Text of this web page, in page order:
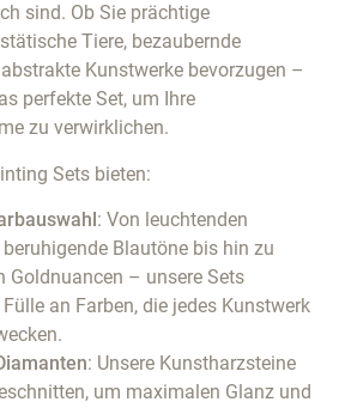
sind. Ob Sie prächtige
Tiere, bezaubernde
Kunstwerke bevorzugen –
perfekte Set, um Ihre
zu verwirklichen.
Sets bieten:
: Von leuchtenden
beruhigende Blautöne bis hin zu
Goldnuancen – unsere Sets
an Farben, die jedes Kunstwerk
: Unsere Kunstharzsteine
um maximalen Glanz und